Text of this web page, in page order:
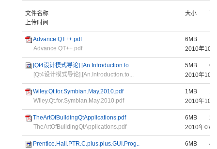
文件名称 大小
上传时间
Advance QT++.pdf
Advance QT++.pdf
6MB
2010年10
[Qt4设计模式导论].[An.Introduction.to...
[Qt4设计模式导论].[An.Introduction.to...
5MB
67
2010年10
Wiley.Qt.for.Symbian.May.2010.pdf
Wiley.Qt.for.Symbian.May.2010.pdf
1MB
2010年10
TheArtOfBuildingQtApplications.pdf
TheArtOfBuildingQtApplications.pdf
6MB
2010年07
Prentice.Hall.PTR.C.plus.plus.GUI.Prog..
6MB
41